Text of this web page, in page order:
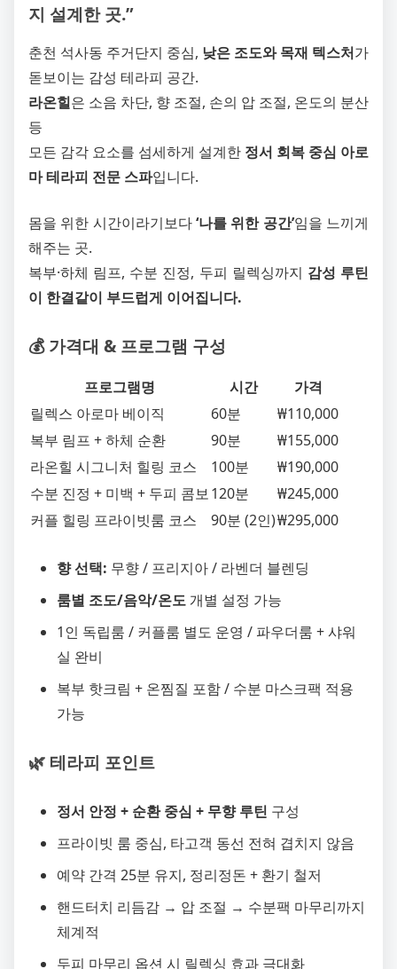
지 설계한 곳.”
춘천 석사동 주거단지 중심, 낮은 조도와 목재 텍스처가
돋보이는 감성 테라피 공간.
라온힐은 소음 차단, 향 조절, 손의 압 조절, 온도의 분산
등
모든 감각 요소를 섬세하게 설계한 정서 회복 중심 아로
마 테라피 전문 스파입니다.
몸을 위한 시간이라기보다‘나를 위한 공간’임을 느끼게
해주는 곳.
복부·하체 림프, 수분 진정, 두피 릴렉싱까지 감성 루틴
이 한결같이 부드럽게 이어집니다.
💰 가격대 & 프로그램 구성
프로그램명 시간
가격
릴렉스 아로마 베이직
60분
₩110,000
복부 림프 + 하체 순환
90분
₩155,000
라온힐 시그니처 힐링 코스
100분
₩190,000
수분 진정 + 미백 + 두피 콤보120분
₩245,000
커플 힐링 프라이빗룸 코스
90분 (2인)₩295,000
향 선택: 무향 / 프리지아 / 라벤더 블렌딩
룸별 조도/음악/온도 개별 설정 가능
1인 독립룸 / 커플룸 별도 운영 / 파우더룸 + 샤워
실 완비
복부 핫크림 + 온찜질 포함 / 수분 마스크팩 적용
가능
🌿 테라피 포인트
정서 안정 + 순환 중심 + 무향 루틴 구성
프라이빗 룸 중심, 타고객 동선 전혀 겹치지 않음
예약 간격 25분 유지, 정리정돈 + 환기 철저
핸드터치 리듬감 → 압 조절 → 수분팩 마무리까지
체계적
두피 마무리 옵션 시 릴렉싱 효과 극대화